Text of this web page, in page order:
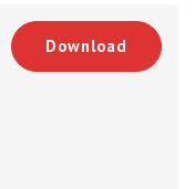
Download